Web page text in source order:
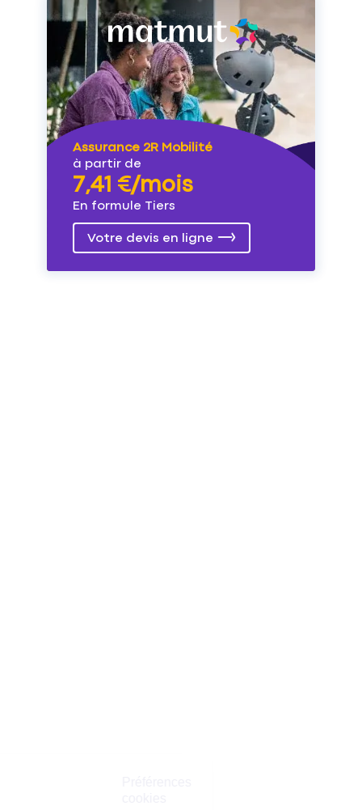
Assurance 2R Mobilité
à partir de
7,41 €/mois
En formule Tiers
Votre devis en ligne